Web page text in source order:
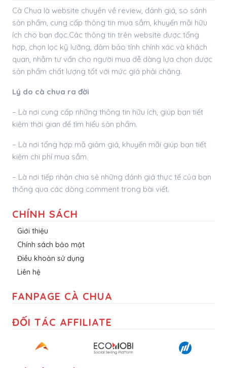
Cà Chua là website chuyên về review, đánh giá, so sánh
sản phẩm, cung cấp thông tin mua sắm, khuyến mãi hữu
ích cho bạn đọc.Các thông tin trên website được tổng
hợp, chọn lọc kỹ lưỡng, đảm bảo tính chính xác và khách
quan, nhằm tư vấn cho người mua dễ dàng lựa chọn được
sản phẩm chất lượng tốt với mức giá phải chăng.
Lý do cà chua ra đời
– Là nơi cung cấp những thông tin hữu ích, giúp bạn tiết
kiệm thời gian để tìm hiểu sản phẩm.
– Là nơi tổng hợp mã giảm giá, khuyến mãi giúp bạn tiết
kiệm chi phí mua sắm.
– Là nơi tiếp nhận chia sẻ những đánh giá thực tế của bạn
thông qua các dòng comment trong bài viết.
CHÍNH SÁCH
Giới thiệu
Chính sách bảo mật
Điều khoản sử dụng
Liên hệ
FANPAGE CÀ CHUA
ĐỐI TÁC AFFILIATE